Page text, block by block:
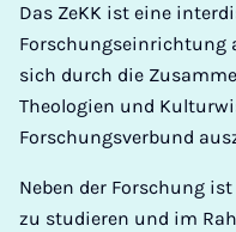
Das ZeKK ist eine
Forschungseinrichtung
sich durch die
Theologien und
Forschungsverbund
Neben der Forschung
zu studieren und im